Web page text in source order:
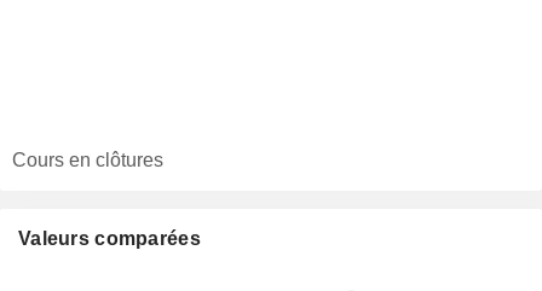
Cours en clôtures
Valeurs comparées